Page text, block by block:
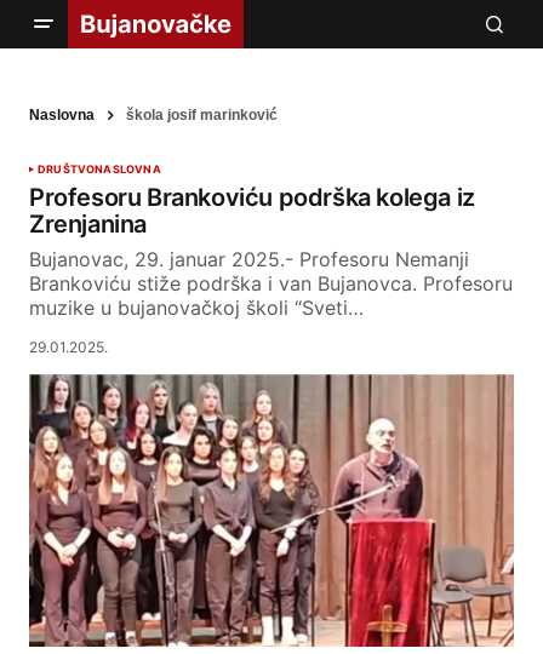
Naslovna škola josif marinković
DRUŠTVONASLOVNA
Profesoru Brankoviću podrška kolega iz
Zrenjanina
Bujanovac, 29. januar 2025.- Profesoru Nemanji
Brankoviću stiže podrška i van Bujanovca. Profesoru
muzike u bujanovačkoj školi “Sveti…
29.01.2025.